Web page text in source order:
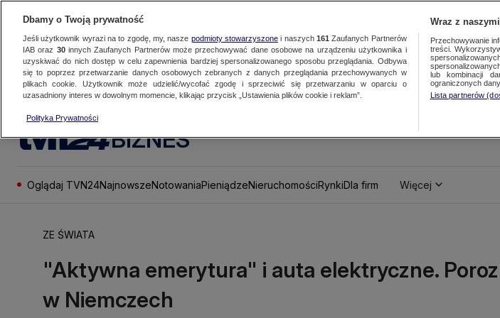
BIZNES
Oglądaj TVN24NajnowszeNotowaniaPieniądzeNieruchomościRynkiDla firm Więcej
ZE ŚWIATA
"Aktywna emerytura" i auta elektryczne.
w Niemczech
Dbamy o Twoją prywatność
Jeśli użytkownik wyrazi na to zgodę, my, nasze podmioty stowarzyszonei naszych 161 Zaufanych Partnerów
IAB oraz 30innych Zaufanych Partnerów może przechowywać dane osobowe na urządzeniu użytkownika i
uzyskiwać do nich dostęp w celu zapewnienia bardziej spersonalizowanego sposobu przeglądania. Odbywa
się to poprzez przetwarzanie danych osobowych zebranych z danych przeglądania przechowywanych w
plikach cookie. Użytkownik może udzielić/wycofać zgodę i sprzeciwić się przetwarzaniu w oparciu o
uzasadniony interes w dowolnym momencie, klikając przycisk „Ustawienia plików cookie i reklam”.
Polityka Prywatności
Wraz z
Przechowywanie
treści.
lub kombinacji
ograniczonych
Lista partnerów